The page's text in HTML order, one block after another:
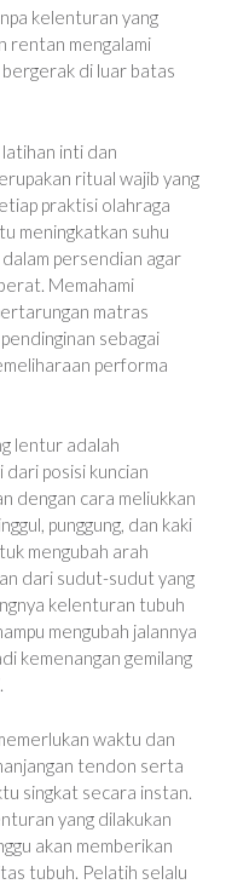
kelenturan yang
rentan mengalami
di luar batas
inti dan
ritual wajib yang
praktisi olahraga
meningkatkan suhu
persendian agar
Memahami
matras
sebagai
performa
lentur adalah
posisi kuncian
dengan cara meliukkan
punggung, dan kaki
mengubah arah
dari sudut-sudut yang
kelenturan tubuh
mengubah jalannya
kemenangan gemilang
waktu dan
tendon serta
singkat secara instan.
yang dilakukan
akan memberikan
tubuh. Pelatih selalu